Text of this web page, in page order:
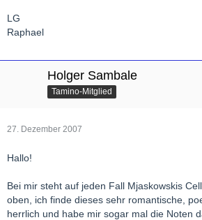
LG
Raphael
Holger Sambale
Tamino-Mitglied
27. Dezember 2007
Hallo!
Bei mir steht auf jeden Fall Mjaskowskis
oben, ich finde dieses sehr romantische,
herrlich und habe mir sogar mal die Noten